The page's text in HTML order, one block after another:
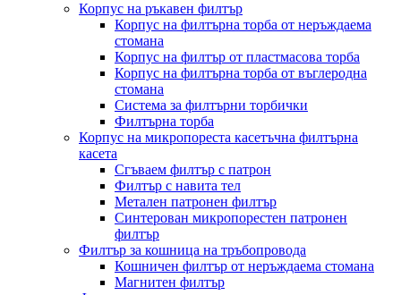
Корпус на ръкавен филтър
Корпус на филтърна торба от неръждаема
стомана
Корпус на филтър от пластмасова торба
Корпус на филтърна торба от въглеродна
стомана
Система за филтърни торбички
Филтърна торба
Корпус на микропореста касетъчна филтърна
касета
Сгъваем филтър с патрон
Филтър с навита тел
Метален патронен филтър
Синтерован микропорестен патронен
филтър
Филтър за кошница на тръбопровода
Кошничен филтър от неръждаема стомана
Магнитен филтър